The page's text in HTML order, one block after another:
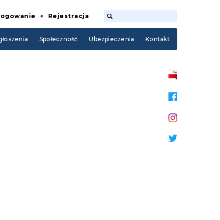
Rejestracja
Społeczność Ubezpieczenia Kontakt